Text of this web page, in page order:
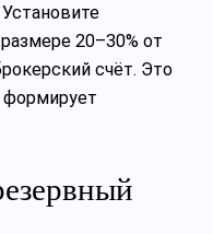
20–30% от
счёт. Это
формирует